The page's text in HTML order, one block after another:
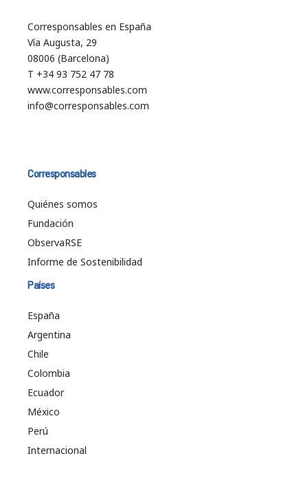
Corresponsables en España
Vía Augusta, 29
08006 (Barcelona)
T +34 93 752 47 78
www.corresponsables.com
info@corresponsables.com
Corresponsables
Quiénes somos
Fundación
ObservaRSE
Informe de Sostenibilidad
Países
España
Argentina
Chile
Colombia
Ecuador
México
Perú
Internacional